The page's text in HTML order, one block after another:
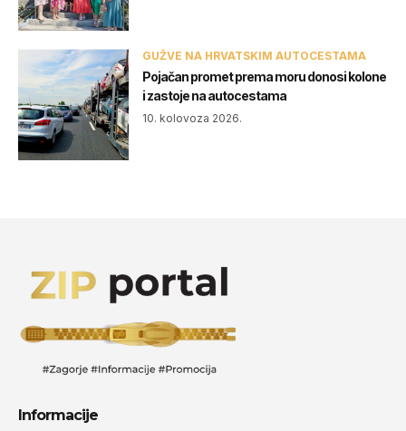
GUŽVE NA HRVATSKIM AUTOCESTAMA
Pojačan promet prema moru donosi kolone
i zastoje na autocestama
10. kolovoza 2026.
Informacije